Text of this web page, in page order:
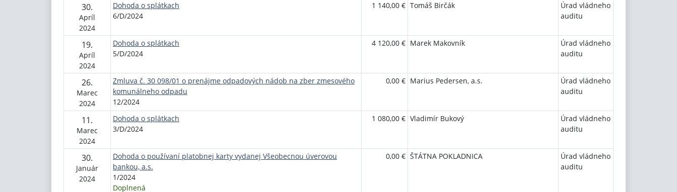
30.
Apríl
2024
Dohoda o splátkach
6/D/2024
1 140,00 € Tomáš Birčák
Úrad vládneho
auditu
19.
Apríl
2024
Dohoda o splátkach
5/D/2024
4 120,00 € Marek Makovník
Úrad vládneho
auditu
26.
Marec
2024
Zmluva č. 30 098/01 o prenájme odpadových nádob na zber zmesového
komunálneho odpadu
12/2024
0,00 € Marius Pedersen, a.s.
Úrad vládneho
auditu
11.
Marec
2024
Dohoda o splátkach
3/D/2024
1 080,00 € Vladimír Bukový
Úrad vládneho
auditu
30.
Január
2024
Dohoda o používaní platobnej karty vydanej Všeobecnou úverovou
bankou, a.s.
1/2024
Doplnená
0,00 € ŠTÁTNA POKLADNICA
Úrad vládneho
auditu